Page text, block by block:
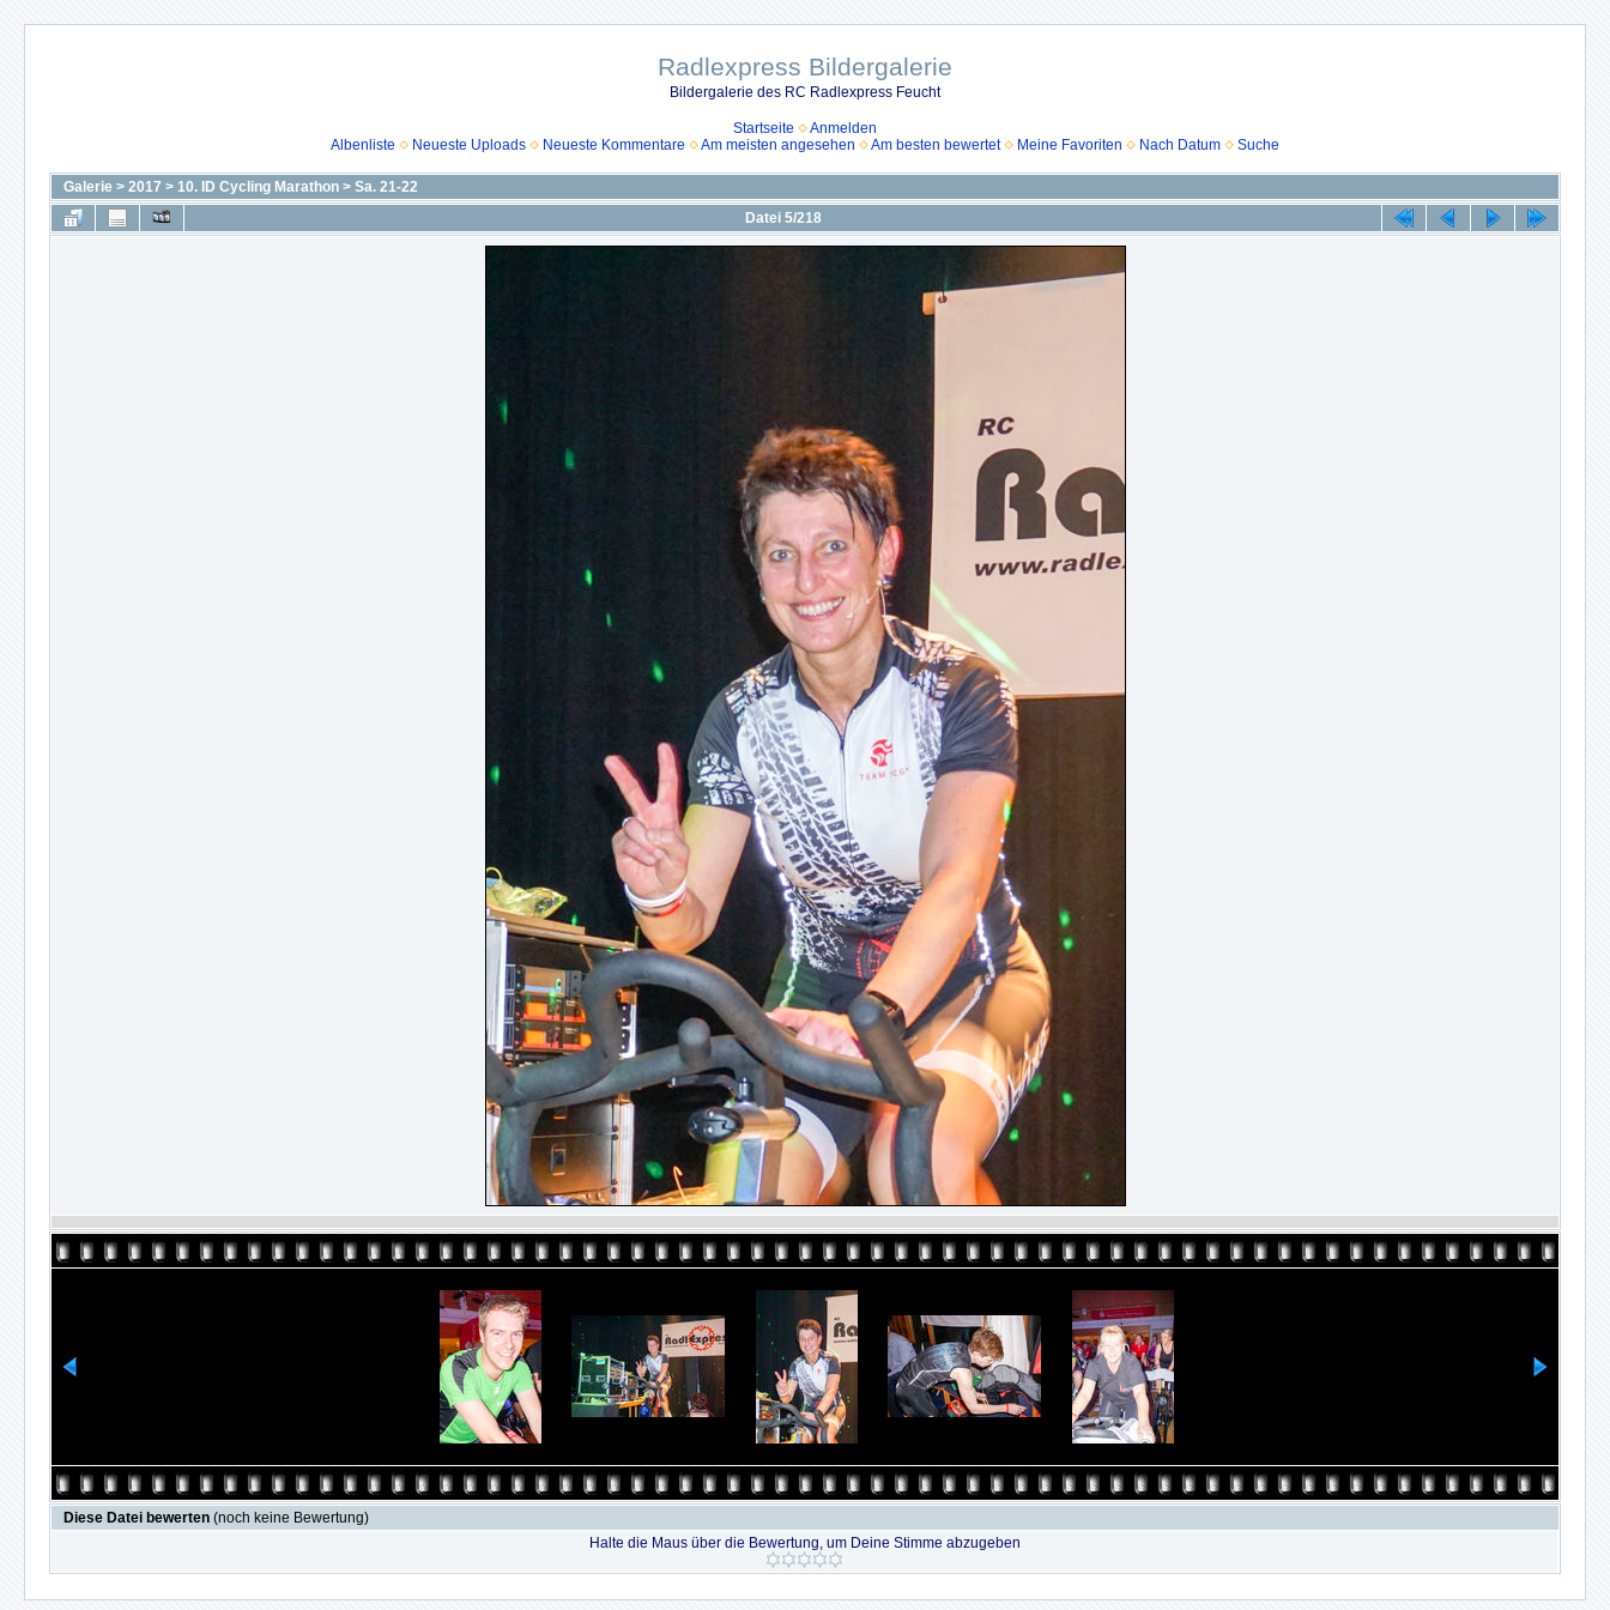
Radlexpress Bildergalerie
Bildergalerie des RC Radlexpress Feucht
Startseite
Anmelden
Albenliste
Neueste Uploads Neueste Kommentare Am meisten angesehen Am besten bewertet Meine Favoriten Nach Datum Suche
Galerie > 2017 > 10. ID Cycling Marathon > Sa. 21-22
Datei 5/218
Diese Datei bewerten (noch keine Bewertung)
Halte die Maus über die Bewertung, um Deine Stimme abzugeben